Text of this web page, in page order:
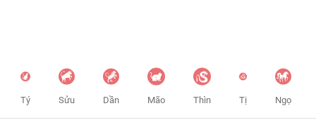
Tý Sửu Dần Mão Thìn Tị Ngọ